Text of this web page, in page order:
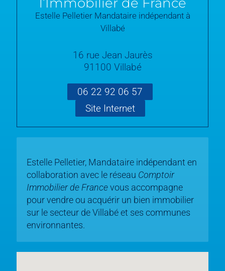
Estelle Pelletier Mandataire indépendant à
Villabé
16 rue Jean Jaurès
91100 Villabé
06 22 92 06 57
Site Internet
Estelle Pelletier, Mandataire indépendant en
collaboration avec le réseau Comptoir
Immobilier de France vous accompagne
pour vendre ou acquérir un bien immobilier
sur le secteur de Villabé et ses communes
environnantes.